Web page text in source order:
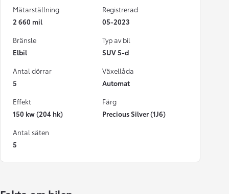
Mätarställning
2 660 mil
Registrerad
05-2023
Bränsle
Elbil
Typ av bil
SUV 5-d
Antal dörrar
5
Växellåda
Automat
Effekt
150 kw (204 hk)
Färg
Precious Silver (1J6)
Antal säten
5